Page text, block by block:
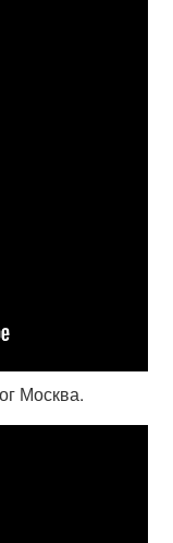
Москва.